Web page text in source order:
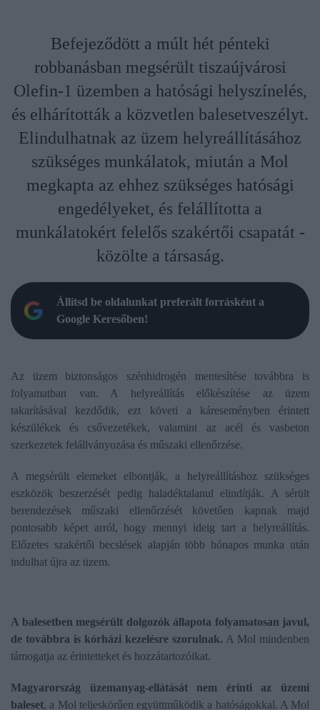
Befejeződött a múlt hét pénteki
robbanásban megsérült tiszaújvárosi
Olefin-1 üzemben a hatósági helyszínelés,
és elhárították a közvetlen balesetveszélyt.
Elindulhatnak az üzem helyreállításához
szükséges munkálatok, miután a Mol
megkapta az ehhez szükséges hatósági
engedélyeket, és felállította a
munkálatokért felelős szakértői csapatát -
közölte a társaság.
Állítsd be oldalunkat preferált forrásként a
Google Keresőben!
Az üzem biztonságos szénhidrogén mentesítése továbbra is
folyamatban van. A helyreállítás előkészítése az üzem
takarításával kezdődik, ezt követi a káreseményben érintett
készülékek és csővezetékek, valamint az acél és vasbeton
szerkezetek felállványozása és műszaki ellenőrzése.
A megsérült elemeket elbontják, a helyreállításhoz szükséges
eszközök beszerzését pedig haladéktalanul elindítják. A sérült
berendezések műszaki ellenőrzését követően kapnak majd
pontosabb képet arról, hogy mennyi ideig tart a helyreállítás.
Előzetes szakértői becslések alapján több hónapos munka után
indulhat újra az üzem.
A balesetben megsérült dolgozók állapota folyamatosan javul,
de továbbra is kórházi kezelésre szorulnak. A Mol mindenben
támogatja az érintetteket és hozzátartozóikat.
Magyarország üzemanyag-ellátását nem érinti az üzemi
baleset, a Mol teljeskörűen együttműködik a hatóságokkal. A Mol